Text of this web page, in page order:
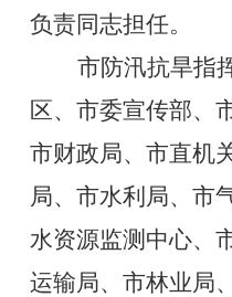
负责同志担任。
市防汛抗旱指
区、市委宣传部、
市财政局、市直机
局、市水利局、市
水资源监测中心、
运输局、市林业局